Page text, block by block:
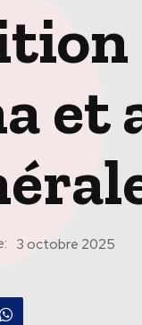
et
3 octobre 2025